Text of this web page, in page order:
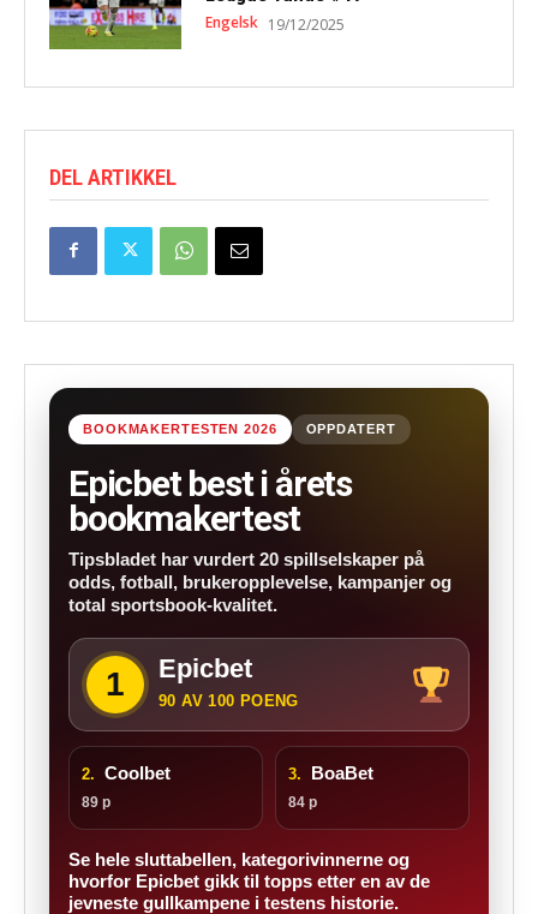
Engelsk 19/12/2025
DEL ARTIKKEL
BOOKMAKERTESTEN 2026 OPPDATERT
Epicbet best i årets
bookmakertest
Tipsbladet har vurdert 20 spillselskaper på
odds, fotball, brukeropplevelse, kampanjer og
total sportsbook-kvalitet.
1 Epicbet
90 AV 100 POENG
2. Coolbet
89 p
3. BoaBet
84 p
Se hele sluttabellen, kategorivinnerne og
hvorfor Epicbet gikk til topps etter en av de
jevneste gullkampene i testens historie.